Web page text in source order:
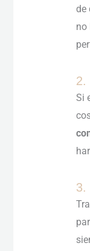
de
no
2.
Si
3.